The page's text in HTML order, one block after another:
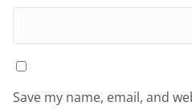
Save my name, email, and